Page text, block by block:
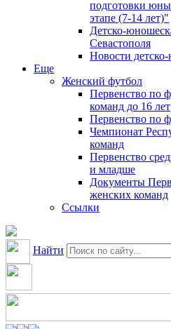
подготовки
этапе (7-14 лет)"
Детско-
Севастополя
Новости
Еще
Женский футбол
Первенство по
команд до 16 лет
Первенство по
Чемпионат
команд
Первенство
и младше
Документы
женских команд
Ссылки
Найти